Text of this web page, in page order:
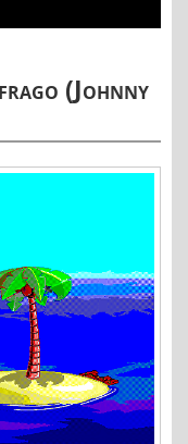
(Johnny